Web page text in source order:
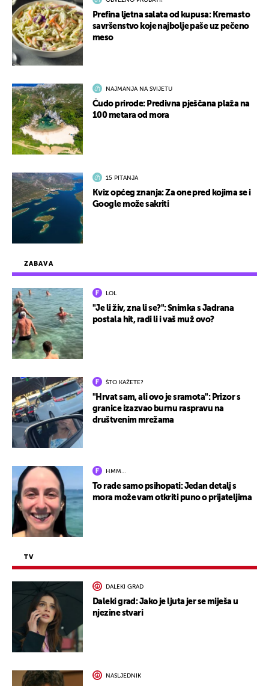
ZABAVA
LOL
"Je li živ, zna li se?": Snimka s Jadrana
postala hit, radi li i vaš muž ovo?
ŠTO KAŽETE?
"Hrvat sam, ali ovo je sramota": Prizor s
granice izazvao burnu raspravu na
društvenim mrežama
HMM…
To rade samo psihopati: Jedan detalj s
mora može vam otkriti puno o prijateljima
TV
DALEKI GRAD
Daleki grad: Jako je ljuta jer se miješa u
njezine stvari
NASLJEDNIK
Prefina ljetna salata od kupusa: Kremasto
savršenstvo koje najbolje paše uz pečeno
meso
NAJMANJA NA SVIJETU
Čudo prirode: Predivna pješčana plaža na
100 metara od mora
15 PITANJA
Kviz općeg znanja: Za one pred kojima se i
Google može sakriti